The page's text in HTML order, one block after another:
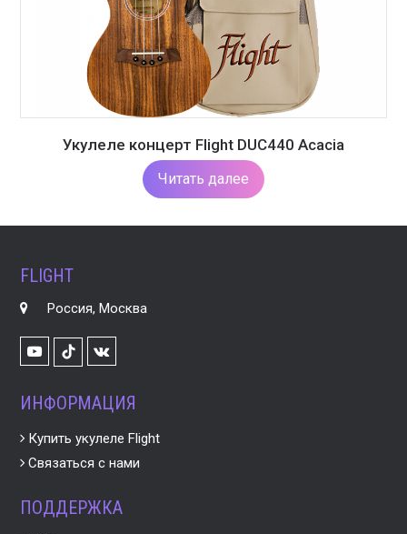
Укулеле концерт Flight DUC440 Acacia
Читать далее
FLIGHT
Россия, Москва
YoutubeTikTok
VK
ИНФОРМАЦИЯ
Купить укулеле Flight
Связаться с нами
ПОДДЕРЖКА